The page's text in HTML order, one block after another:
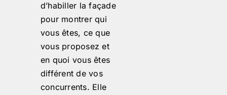
d’habiller la façade
pour montrer qui
vous êtes, ce que
vous proposez et
en quoi vous êtes
différent de vos
concurrents. Elle